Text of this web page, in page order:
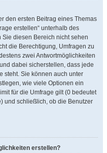
den ersten Beitrag eines Themas
erstellen“ unterhalb des
Sie diesen Bereich nicht sehen
die Berechtigung, Umfragen zu
zwei Antwortmöglichkeiten
dabei sicherstellen, dass jede
steht. Sie können auch unter
wie viele Optionen ein
für die Umfrage gilt (0 bedeutet
und schließlich, ob die Benutzer
erstellen?